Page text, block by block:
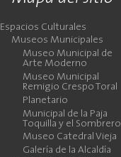
Espacios Culturales
Museos Municipales
Museo Municipal de
Arte Moderno
Museo Municipal
Remigio Crespo Toral
Planetario
Municipal de la Paja
Toquilla y el Sombrero
Museo Catedral Vieja
Galería de la Alcaldía